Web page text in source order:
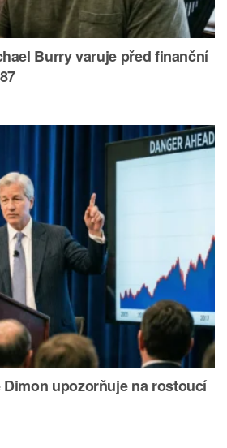
Burry varuje před finanční
upozorňuje na rostoucí